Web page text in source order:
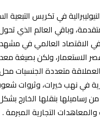
في تكريس التبعية
وباقي العالم الذي
الاقتصاد العالمي في مشهد
الاستعمار، ولكن بصيغة
متعددة الجنسيات
في نهب خيرات، وثروات
رساميلها بنقلها الخارج
والمعاهدات التجارية المبرمة .